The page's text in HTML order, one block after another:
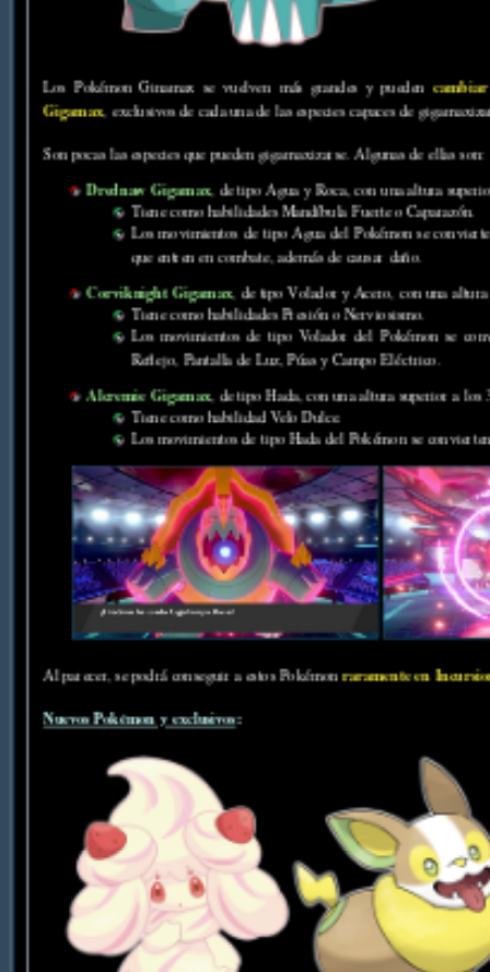
Los Pokémon Ginamax se vuelven más grandes y pueden
Gigamax, exclusivos de cada una de las especies capaces de
Son pocas las especies que pueden gigamaxizarse. Algunas de ellas son:
Drednaw Gigamax, de tipo Agua y Roca, con una altura
Tiene como habilidades Mandíbula Fuerte o Caparazón.
Los movimientos de tipo Agua del Pokémon se
que entren en combate, además de causar daño.
Corviknight Gigamax, de tipo Volador y Acero, con una
Tiene como habilidades Presión o Nerviosismo.
Los movimientos de tipo Volador del Pokémon se
Reflejo, Pantalla de Luz, Púas y Campo Eléctrico.
Alcremie Gigamax, de tipo Hada, con una altura superior a los
Tiene como habilidad Velo Dulce.
Los movimientos de tipo Hada del Pokémon se
Al parecer, se podrá conseguir a estos Pokémonraramente en
Nuevos Pokémon y exclusivos: